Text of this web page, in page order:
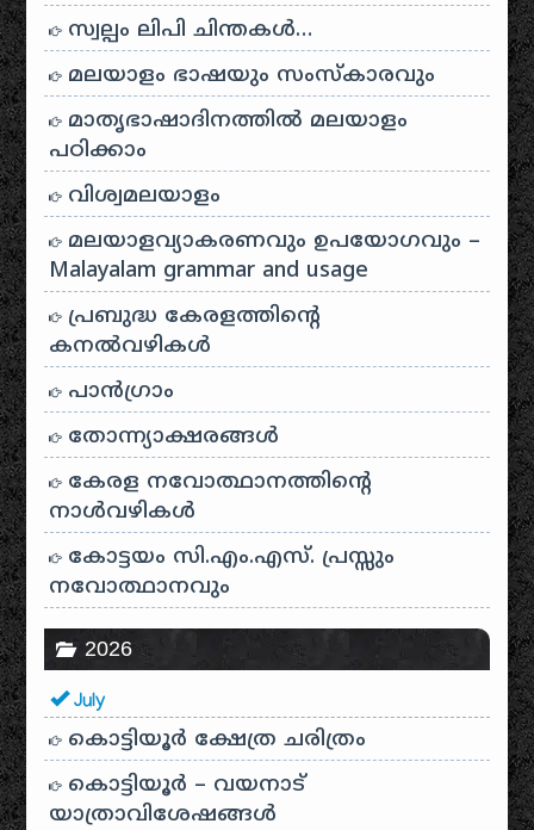
സ്വല്പം ലിപി ചിന്തകൾ…
മലയാളം ഭാഷയും സംസ്കാരവും
മാതൃഭാഷാദിനത്തിൽ മലയാളം
പഠിക്കാം
വിശ്വമലയാളം
മലയാളവ്യാകരണവും ഉപയോഗവും –
Malayalam grammar and usage
പ്രബുദ്ധ കേരളത്തിന്റെ
കനൽവഴികൾ
പാന്‍ഗ്രാം
തോന്ന്യാക്ഷരങ്ങള്‍
കേരള നവോത്ഥാനത്തിന്റെ
നാൾവഴികൾ
കോട്ടയം സി.എം.എസ്. പ്രസ്സും
നവോത്ഥാനവും
2026
July
കൊട്ടിയൂർ ക്ഷേത്ര ചരിത്രം
കൊട്ടിയൂർ – വയനാട്
യാത്രാവിശേഷങ്ങൾ